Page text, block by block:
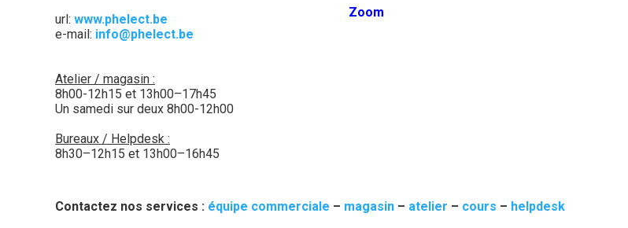
url: www.phelect.be
e-mail: info@phelect.be
Atelier / magasin :
8h00-12h15 et 13h00–17h45
Un samedi sur deux 8h00-12h00
Bureaux / Helpdesk :
8h30–12h15 et 13h00–16h45
Zoom
Contactez nos services : équipe commerciale – magasin – atelier – cours – helpdesk